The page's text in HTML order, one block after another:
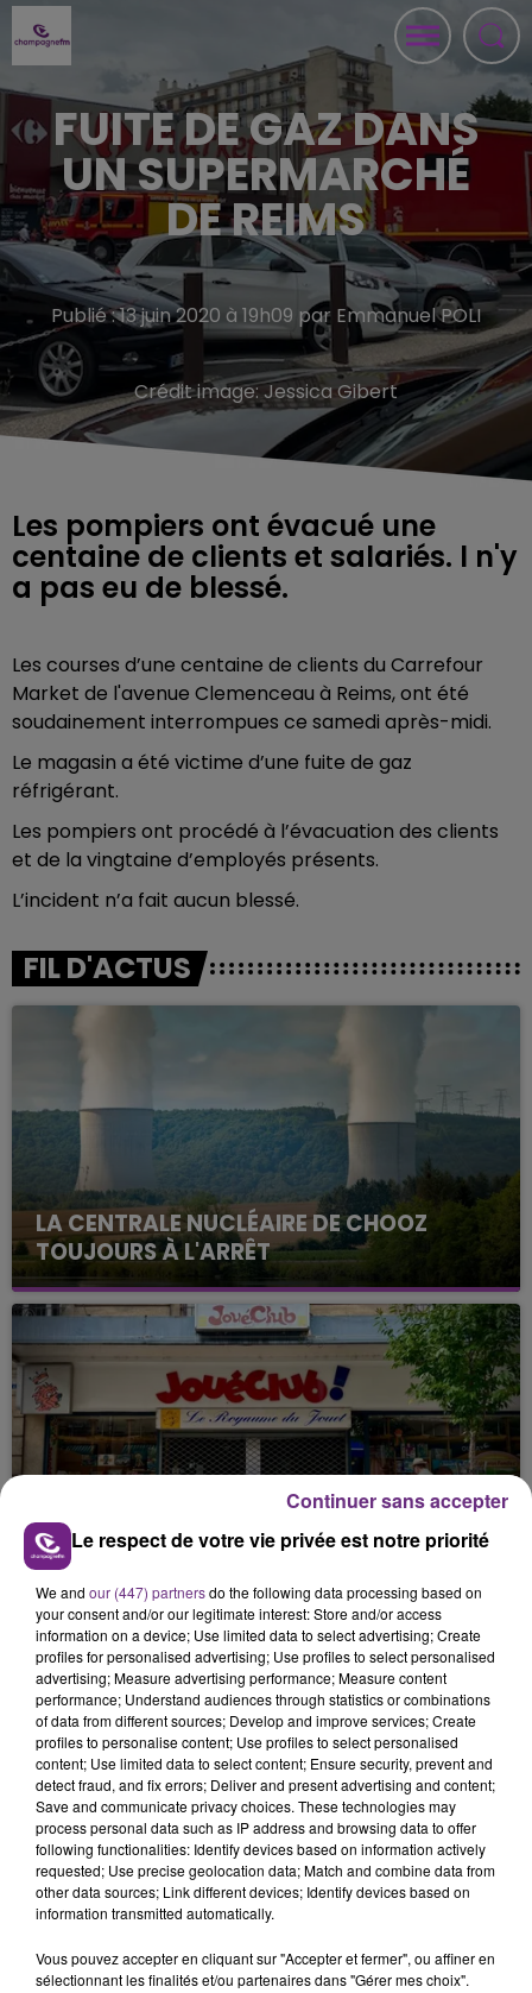
FUITE DE GAZ DANS
UN SUPERMARCHÉ
DE REIMS
Publié : 13 juin 2020 à 19h09 par Emmanuel POLI
Crédit image:Jessica Gibert
Les pompiers ont évacué une
centaine de clients et salariés. l n'y
a pas eu de blessé.
Les courses d’une centaine de clients du Carrefour
Market de l'avenue Clemenceau à Reims, ont été
soudainement interrompues ce samedi après-midi.
Le magasin a été victime d’une fuite de gaz
réfrigérant.
Les pompiers ont procédé à l’évacuation des clients
et de la vingtaine d’employés présents.
L’incident n’a fait aucun blessé.
FIL D'ACTUS
LA CENTRALE NUCLÉAIRE DE CHOOZ
TOUJOURS À L'ARRÊT
Cela fait déjà une semaine que la centrale
nucléaire ardennaise est à l'arrêt. Une situation
justifiée par la sécheresse intense qui est toujours
présente.
LE MAGASIN JOUÉCLUB DE REIMS FERME
SES PORTES
C'était l'une des institutions du centre-ville
rémois. Le magasin JouéClub est contraint de
fermer ses portes.
TITRES DIFFUSÉS
8h26
8h26
MAROON 5
8h23
8h23
JULIEN LIEB
Le respect de votre vie privée est notre priorité
We and our (447) partnersdo the following data processing based on
your consent and/or our legitimate interest: Store and/or access
information on a device; Use limited data to select advertising; Create
profiles for personalised advertising; Use profiles to select personalised
advertising; Measure advertising performance; Measure content
performance; Understand audiences through statistics or combinations
of data from different sources; Develop and improve services; Create
profiles to personalise content; Use profiles to select personalised
content; Use limited data to select content; Ensure security, prevent and
detect fraud, and fix errors; Deliver and present advertising and content;
Save and communicate privacy choices. These technologies may
process personal data such as IP address and browsing data to offer
following functionalities: Identify devices based on information actively
requested; Use precise geolocation data; Match and combine data from
other data sources; Link different devices; Identify devices based on
information transmitted automatically.
Vous pouvez accepter en cliquant sur "Accepter et fermer", ou affiner en
sélectionnant les finalités et/ou partenaires dans "Gérer mes choix".
Continuer sans accepter